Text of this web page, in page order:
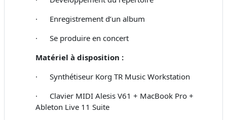
· Enregistrement d’un album
· Se produire en concert
Matériel à disposition :
·
Synthétiseur Korg TR Music Workstation
·
Clavier MIDI Alesis V61 + MacBook Pro +
Ableton Live 11 Suite